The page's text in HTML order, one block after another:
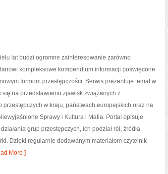
lat budzi ogromne zainteresowanie zarówno
kompleksowe kompendium informacji poświęcone
formom przestępczości. Serwis prezentuje temat w
na przedstawieniu zjawisk związanych z
przestępczych w kraju, państwach europejskich oraz na
Sprawy i Kultura i Mafia. Portal opisuje
grup przestępczych, ich podział ról, źródła
Dzięki regularnie dodawanym materiałom czytelnik
More ]